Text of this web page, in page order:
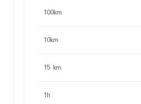
100km
10km
15 km
1h